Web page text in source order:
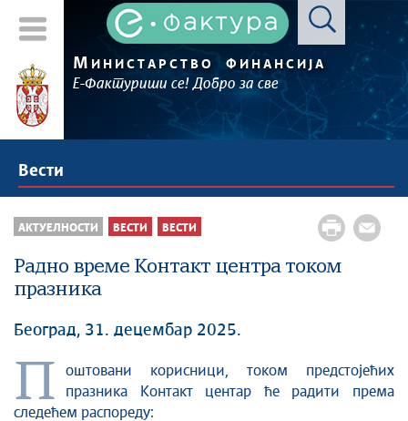
М ИНИСТАРСТВО ФИНАНСИЈА
Е-Фактуриши се! Добро за све
Вести
АКТУЕЛНОСТИ ВЕСТИ ВЕСТИ
Радно време Контакт центра током
празника
Београд, 31. децембар 2025.
П
оштовани корисници, током предстојећих
празника Контакт центар ће радити према
следећем распореду: